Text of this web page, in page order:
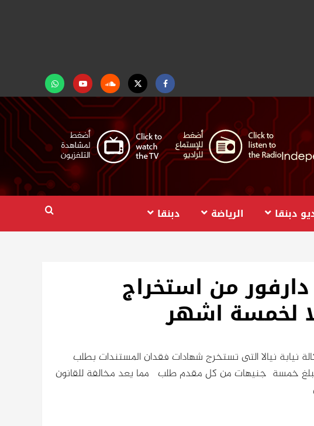
Facebook
Twitter
Soundcloud
Youtubeتابعنا
على
واتساب
دبنقا الرياضة دبنقا
من استخراج
لخمسة اشهر
نيابة نيالا التى تستخرج شهادات فقدان المستندات بطلب
خمسة جنيهات من كل مقدم طلب مما يعد مخالفة للقانون